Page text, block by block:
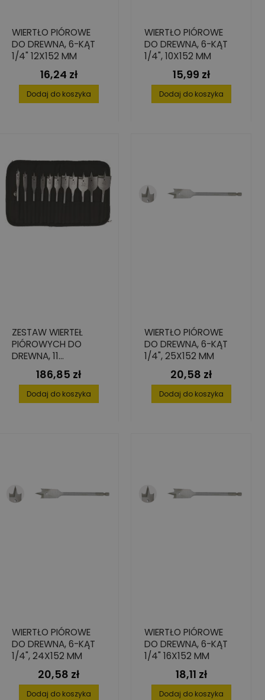
WIERTŁO PIÓROWE
DO DREWNA, 6-KĄT
1/4" 12X152 MM
Cena
16,24 zł
Dodaj do koszyka
WIERTŁO PIÓROWE
DO DREWNA, 6-KĄT
1/4", 10X152 MM
Cena
15,99 zł
Dodaj do koszyka
ZESTAW WIERTEŁ
PIÓROWYCH DO
DREWNA, 11
ELEMENTÓW, 10-40
Cena
186,85 zł
Dodaj do koszyka
WIERTŁO PIÓROWE
DO DREWNA, 6-KĄT
1/4", 25X152 MM
Cena
20,58 zł
Dodaj do koszyka
WIERTŁO PIÓROWE
DO DREWNA, 6-KĄT
1/4", 24X152 MM
Cena
20,58 zł
Dodaj do koszyka
WIERTŁO PIÓROWE
DO DREWNA, 6-KĄT
1/4" 16X152 MM
Cena
18,11 zł
Dodaj do koszyka